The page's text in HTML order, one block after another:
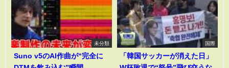
未分類
Suno v5のAI作曲が“完全に
国際
「韓国サッカーが消えた日」